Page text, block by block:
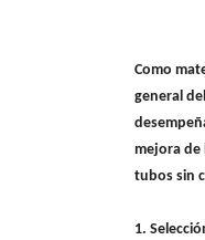
Como
general
mejora de
tubos sin
1.